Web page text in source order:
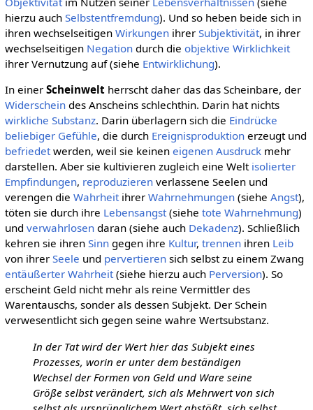
hierzu auch Selbstentfremdung). Und so heben beide sich in
ihren wechselseitigen Wirkungenihrer Subjektivität, in ihrer
wechselseitigen Negationdurch die objektive Wirklichkeit
ihrer Vernutzung auf (siehe Entwirklichung).
In einer Scheinweltherrscht daher das das Scheinbare, der
Widerscheindes Anscheins schlechthin. Darin hat nichts
wirkliche Substanz. Darin überlagern sich die Eindrücke
beliebiger Gefühle, die durch Ereignisproduktionerzeugt und
befriedetwerden, weil sie keinen eigenen Ausdruckmehr
darstellen. Aber sie kultivieren zugleich eine Welt isolierter
Empfindungen, reproduzierenverlassene Seelen und
verengen die Wahrheitihrer Wahrnehmungen(siehe Angst),
töten sie durch ihre Lebensangst(siehe tote Wahrnehmung)
und verwahrlosendaran (siehe auch Dekadenz). Schließlich
kehren sie ihren Sinngegen ihre Kultur, trennenihren Leib
von ihrer Seele und pervertierensich selbst zu einem Zwang
entäußerter Wahrheit(siehe hierzu auch Perversion). So
erscheint Geld nicht mehr als reine Vermittler des
Warentauschs, sonder als dessen Subjekt. Der Schein
verwesentlicht sich gegen seine wahre Wertsubstanz.
In der Tat wird der Wert hier das Subjekt eines
Prozesses, worin er unter dem beständigen
Wechsel der Formen von Geld und Ware seine
Größe selbst verändert, sich als Mehrwert von sich